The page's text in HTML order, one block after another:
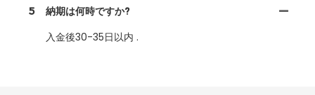
5 納期は何時ですか?
入金後30-35日以内 .